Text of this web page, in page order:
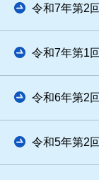
令和7年第2
令和7年第1
令和6年第2
令和5年第2